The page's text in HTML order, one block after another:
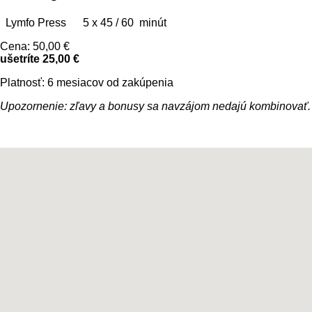
Lymfo Press 5 x 45 / 60 minút
Cena: 50,00 €
ušetríte 25,00 €
Platnosť: 6 mesiacov od zakúpenia
Upozornenie: zľavy a bonusy sa navzájom nedajú kombinovať.